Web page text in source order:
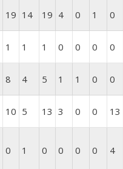
19 14 19 4 0 1 0
1 1 1 0 0 0 0
8 4 5 1 1 0 0
10 5 13 3 0 0 13
0 1 0 0 0 0 4